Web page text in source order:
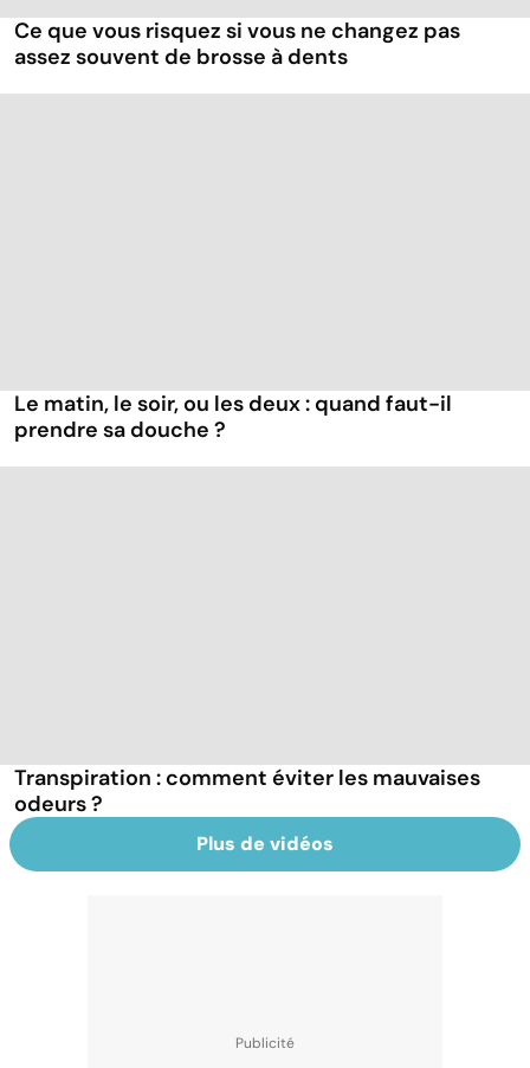
Ce que vous risquez si vous ne changez pas
assez souvent de brosse à dents
Le matin, le soir, ou les deux : quand faut-il
prendre sa douche ?
Transpiration : comment éviter les mauvaises
odeurs ?
Plus de vidéos